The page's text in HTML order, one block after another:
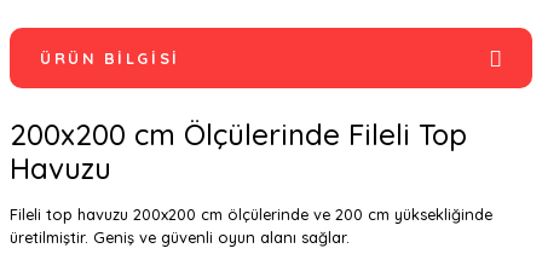
ÜRÜN BILGISI
200x200 cm Ölçülerinde Fileli Top
Havuzu
Fileli top havuzu 200x200 cm ölçülerinde ve 200 cm yüksekliğinde
üretilmiştir. Geniş ve güvenli oyun alanı sağlar.